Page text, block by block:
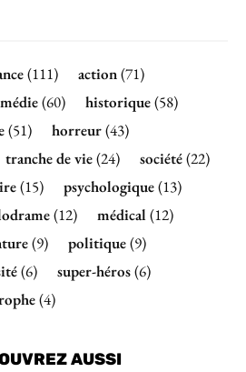
(111) action(71)
(60) historique(58)
(51) horreur(43)
tranche de vie(24) société(22)
(15) psychologique(13)
(12) médical(12)
(9) politique(9)
(6) super-héros(6)
(4)
AUSSI